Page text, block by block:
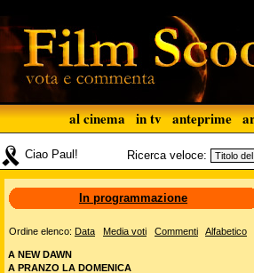
al cinema in tv anteprime
Ciao Paul! Ricerca veloce:
In programmazione
Ordine elenco: Data Media voti Commenti Alfabetico
A NEW DAWN
A PRANZO LA DOMENICA